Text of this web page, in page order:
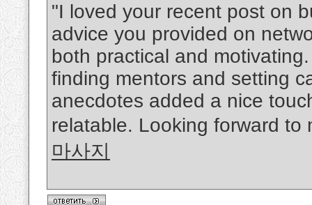
"I loved your recent post on
advice you provided on
both practical and
finding mentors and setting
anecdotes added a nice
relatable. Looking forward to
마사지